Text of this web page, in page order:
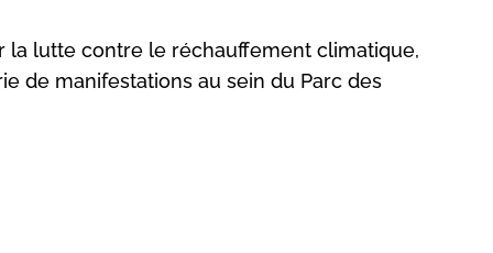
la lutte contre le réchauffement climatique,
de manifestations au sein du Parc des